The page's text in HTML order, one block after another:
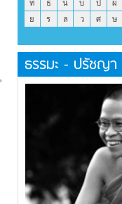
ท
ธ น บ ป ผ
ย
ร ล ว ศ ษ
ธรรมะ - ปรัชญา